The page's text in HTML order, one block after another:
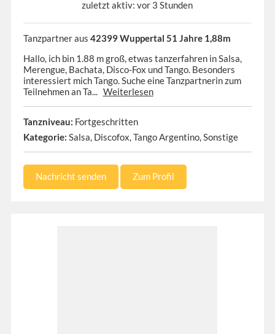
zuletzt aktiv: vor 3 Stunden
Tanzpartner aus 42399 Wuppertal 51 Jahre 1,88m
Hallo, ich bin 1.88 m groß, etwas tanzerfahren in Salsa,
Merengue, Bachata, Disco-Fox und Tango. Besonders
interessiert mich Tango. Suche eine Tanzpartnerin zum
Teilnehmen an Ta... Weiterlesen
Tanzniveau: Fortgeschritten
Kategorie: Salsa, Discofox, Tango Argentino, Sonstige
Nachricht senden Zum Profil